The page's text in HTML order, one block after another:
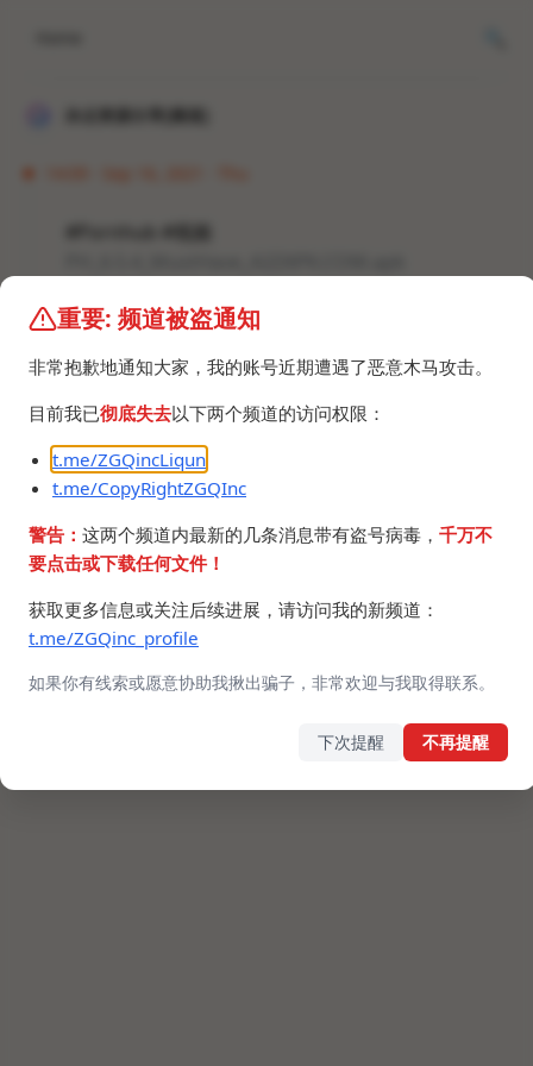
©2024 ZGQ Inc.All rights reserved
重要: 频道被盗通知
非常抱歉地通知大家，我的账号近期遭遇了恶意木马攻击。
目前我已彻底失去以下两个频道的访问权限：
t.me/ZGQincLiqun
t.me/CopyRightZGQInc
警告： 这两个频道内最新的几条消息带有盗号病毒， 千万不
要点击或下载任何文件！
获取更多信息或关注后续进展，请访问我的新频道：
t.me/ZGQinc_profile
如果你有线索或愿意协助我揪出骗子，非常欢迎与我取得联系。
下次提醒 不再提醒